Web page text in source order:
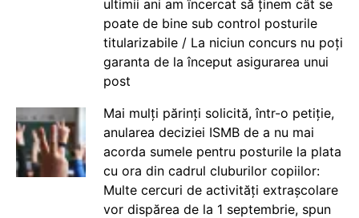
ultimii ani am încercat să ținem cât se
poate de bine sub control posturile
titularizabile / La niciun concurs nu poți
garanta de la început asigurarea unui
post
Mai mulți părinți solicită, într-o petiție,
anularea deciziei ISMB de a nu mai
acorda sumele pentru posturile la plata
cu ora din cadrul cluburilor copiilor:
Multe cercuri de activități extrașcolare
vor dispărea de la 1 septembrie, spun